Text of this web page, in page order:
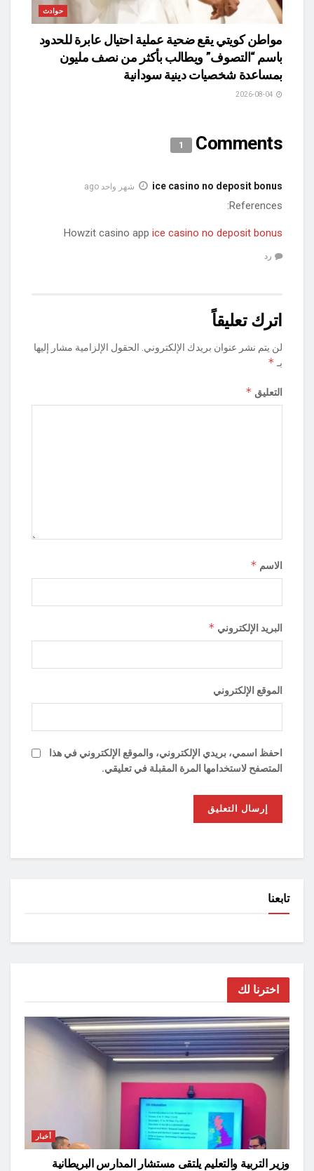
حوادث
مواطن كويتي يقع ضحية عملية احتيال عابرة للحدود
باسم “التصوف” ويطالب بأكثر من نصف مليون
بمساعدة شخصيات دينية سودانية
Comments
1
ice casino no deposit bonus شهر واحد ago
References:
Howzit casino app ice casino no deposit bonus
رد
اترك تعليقاً
لن يتم نشر عنوان بريدك الإلكتروني. الحقول الإلزامية مشار إليها
بـ *
التعليق *
الاسم *
البريد الإلكتروني *
الموقع الإلكتروني
احفظ اسمي، بريدي الإلكتروني، والموقع الإلكتروني في هذا
المتصفح لاستخدامها المرة المقبلة في تعليقي.
تابعنا
اخترنا لك
أخبار
وزير التربية والتعليم يلتقى مستشار المدارس البريطانية